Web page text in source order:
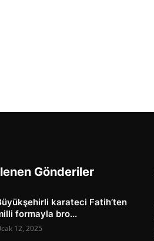
Gönderiler
karateci Fatih’ten
formayla bro...
12, 2025